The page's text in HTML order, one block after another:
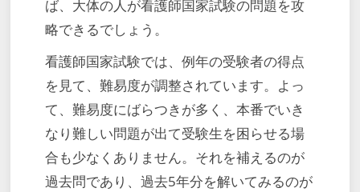
ば、大体の人が看護師国家試験の問題を攻
略できるでしょう。
看護師国家試験では、例年の受験者の得点
を見て、難易度が調整されています。よっ
て、難易度にばらつきが多く、本番でいき
なり難しい問題が出て受験生を困らせる場
合も少なくありません。それを補えるのが
過去問であり、過去5年分を解いてみるのが